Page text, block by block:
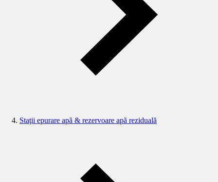
Staţii epurare apă & rezervoare apă reziduală